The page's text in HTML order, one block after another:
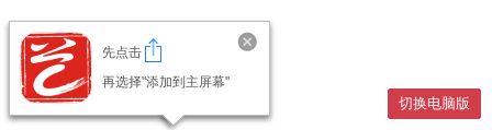
先点击
再选择"添加到主屏幕"
切换电脑版
切换电脑版